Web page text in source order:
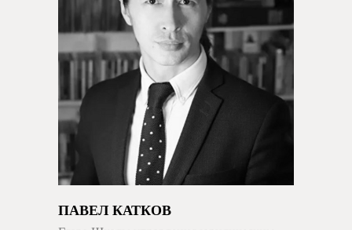
ПАВЕЛ КАТКОВ